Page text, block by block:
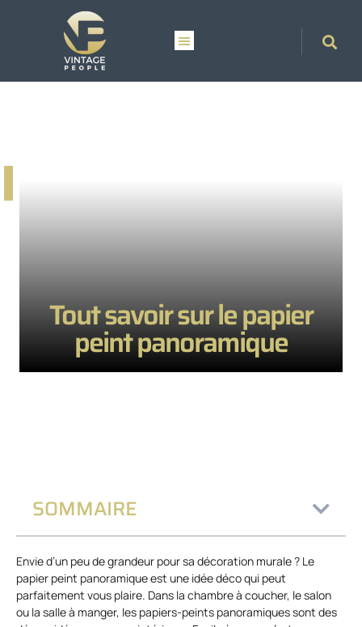
Tout savoir sur le papier
peint panoramique
SOMMAIRE
Envie d’un peu de grandeur pour sa décoration murale ? Le
papier peint panoramique est une idée déco qui peut
parfaitement vous plaire. Dans la chambre à coucher, le salon
ou la salle à manger, les papiers-peints panoramiques sont des